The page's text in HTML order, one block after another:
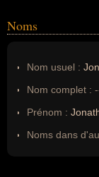
Noms
Nom usuel :
Nom complet :
Prénom :
Noms dans